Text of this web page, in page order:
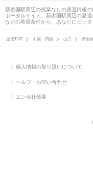
新岩国駅周辺の残業なしの派遣情報
ポータルサイト。新岩国駅周辺の派
などの希望条件から、あなたにピッタ
派遣TOP 中国・四国 山口 新岩
個人情報の取り扱いについて
ヘルプ・お問い合わせ
エン会社概要